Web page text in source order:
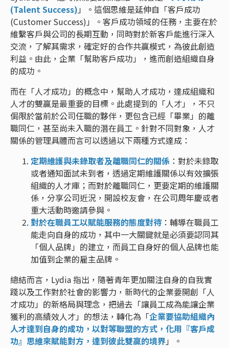
(Talent Success) 」。這個思維是延伸自「客戶成功
(Customer Success)」。客戶成功領域的任務，主要在於
維繫客戶與公司的長期互動，同時對於新客戶能進行深入
交流，了解其需求，確定好的合作共贏模式，為彼此創造
利益。由此，企業「幫助客戶成功」，進而創造組織自身
的成功。
而在「人才成功」的概念中，幫助人才成功，達成組織和
人才的雙贏是最重要的目標。此處提到的「人才」，不只
侷限於當前於公司任職的夥伴，更包含已經「畢業」的離
職同仁，甚至尚未入職的潛在員工。針對不同對象，人才
關係的管理具體而言可以透過以下兩種方式達成：
定期維護與未錄取者及離職同仁的關係 ：對於未錄取
或者通知面試未到者，透過定期維護關係以有效擴張
組織的人才庫；而對於離職同仁，更要定期的維護關
係，分享公司近況，開設校友會，在公司周年慶或者
重大活動時邀請參與。
對於在職員工以賦能服務的態度對待：輔導在職員工
能走向自身的成功，其中一大關鍵就是必須要認同其
「個人品牌」的建立，而員工自身好的個人品牌也能
加值到企業的雇主品牌。
總結而言，Lydia 指出，隨著青年更加關注自身的自我實
踐以及工作對於社會的影響力，新時代的企業要開創「人
才成功」的新格局與理念，把過去「讓員工成為能讓企業
獲利的高績效人才」的想法，轉化為「企業要協助組織內
人才達到自身的成功，以對等聯盟的方式，化用『客戶成
功』思維來賦能對方，達到彼此雙贏的境界」。